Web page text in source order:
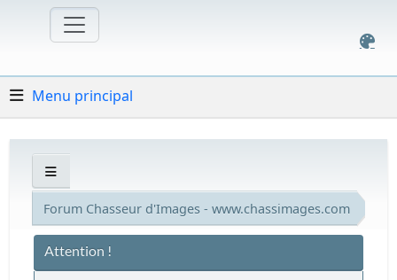
Menu principal
Forum Chasseur d'Images - www.chassimages.com
Attention !